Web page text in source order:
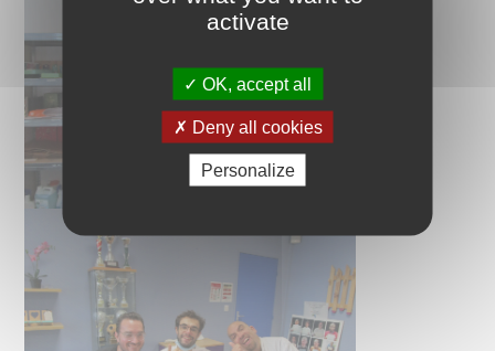
activate
OK, accept all
Deny all cookies
Personalize